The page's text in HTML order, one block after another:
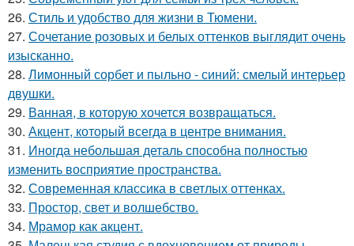
26. Стиль и удобство для жизни в Тюмени.
27. Сочетание розовых и белых оттенков выглядит очень
изысканно.
28. Лимонный сорбет и пыльно - синий: смелый интерьер
двушки.
29. Ванная, в которую хочется возвращаться.
30. Акцент, который всегда в центре внимания.
31. Иногда небольшая деталь способна полностью
изменить восприятие пространства.
32. Современная классика в светлых оттенках.
33. Простор, свет и волшебство.
34. Мрамор как акцент.